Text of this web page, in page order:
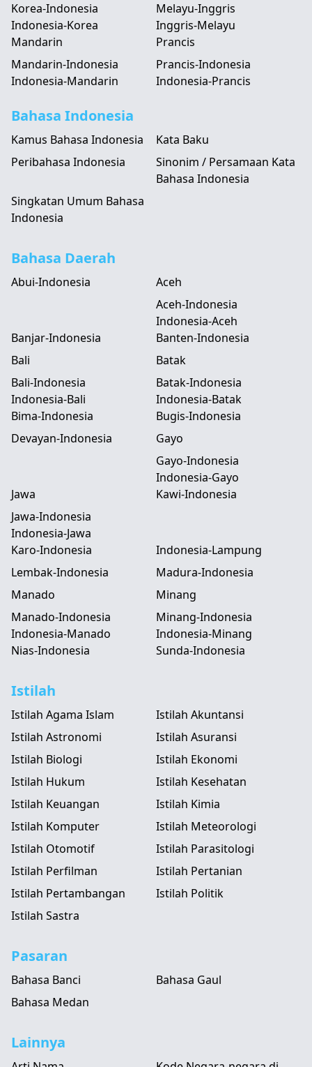
Korea-Indonesia
Indonesia-Korea
Melayu-Inggris
Inggris-Melayu
Mandarin
Mandarin-Indonesia
Indonesia-Mandarin
Prancis
Prancis-Indonesia
Indonesia-Prancis
Bahasa Indonesia
Kamus Bahasa Indonesia
Kata Baku
Peribahasa Indonesia
Sinonim / Persamaan Kata
Bahasa Indonesia
Singkatan Umum Bahasa
Indonesia
Bahasa Daerah
Abui-Indonesia
Aceh
Aceh-Indonesia
Indonesia-Aceh
Banjar-Indonesia
Banten-Indonesia
Bali
Bali-Indonesia
Indonesia-Bali
Batak
Batak-Indonesia
Indonesia-Batak
Bima-Indonesia
Bugis-Indonesia
Devayan-Indonesia
Gayo
Gayo-Indonesia
Indonesia-Gayo
Jawa
Jawa-Indonesia
Indonesia-Jawa
Kawi-Indonesia
Karo-Indonesia
Indonesia-Lampung
Lembak-Indonesia
Madura-Indonesia
Manado
Manado-Indonesia
Indonesia-Manado
Minang
Minang-Indonesia
Indonesia-Minang
Nias-Indonesia
Sunda-Indonesia
Istilah
Istilah Agama Islam
Istilah Akuntansi
Istilah Astronomi
Istilah Asuransi
Istilah Biologi
Istilah Ekonomi
Istilah Hukum
Istilah Kesehatan
Istilah Keuangan
Istilah Kimia
Istilah Komputer
Istilah Meteorologi
Istilah Otomotif
Istilah Parasitologi
Istilah Perfilman
Istilah Pertanian
Istilah Pertambangan
Istilah Politik
Istilah Sastra
Pasaran
Bahasa Banci
Bahasa Gaul
Bahasa Medan
Lainnya